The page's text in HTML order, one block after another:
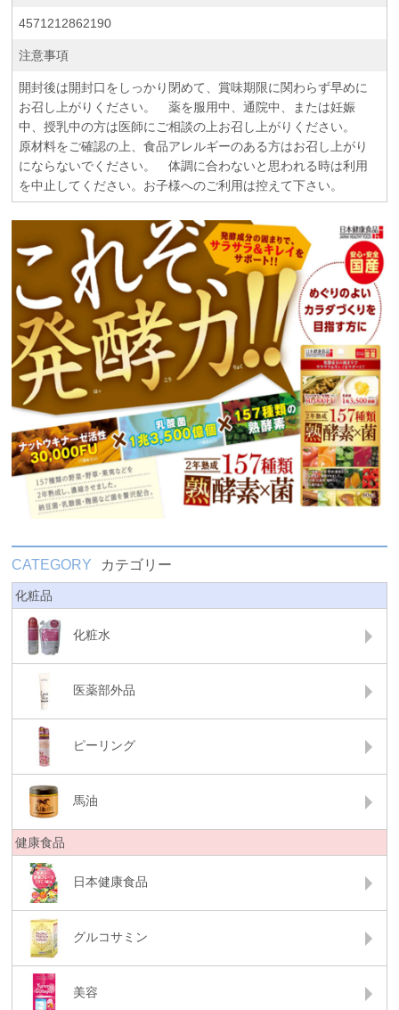
4571212862190
注意事項
開封後は開封口をしっかり閉めて、賞味期限に関わらず早めに
お召し上がりください。 薬を服用中、通院中、または妊娠
中、授乳中の方は医師にご相談の上お召し上がりください。
原材料をご確認の上、食品アレルギーのある方はお召し上がり
にならないでください。 体調に合わないと思われる時は利用
を中止してください。お子様へのご利用は控えて下さい。
CATEGORY カテゴリー
化粧品
化粧水
医薬部外品
ピーリング
馬油
健康食品
日本健康食品
グルコサミン
美容